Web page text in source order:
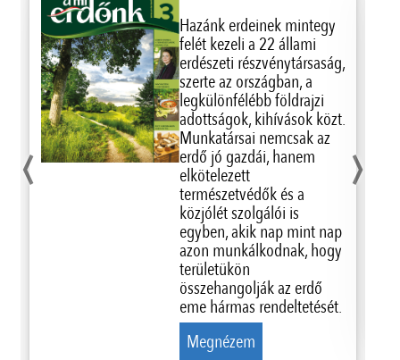
Hazánk erdeinek mintegy
felét kezeli a 22 állami
erdészeti részvénytársaság,
szerte az országban, a
legkülönfélébb földrajzi
adottságok, kihívások közt.
Munkatársai nemcsak az
erdő jó gazdái, hanem
elkötelezett
természetvédők és a
közjólét szolgálói is
egyben, akik nap mint nap
azon munkálkodnak, hogy
területükön
összehangolják az erdő
eme hármas rendeltetését.
Megnézem
‹ ›